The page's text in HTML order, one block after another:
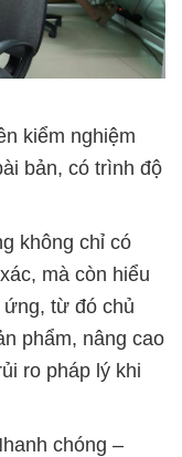
kiểm nghiệm
bản, có trình độ
không chỉ có
mà còn hiểu
từ đó chủ
phẩm, nâng cao
ro pháp lý khi
chóng –